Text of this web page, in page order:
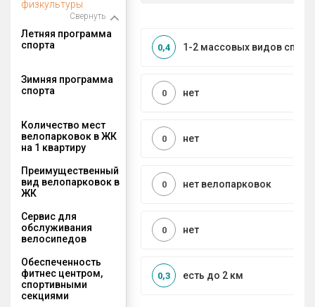
физкультуры
Свернуть
Летняя программа
спорта
1-2 массовых видов
0,4
Зимняя программа
спорта
нет
0
Количество мест
велопарковок в ЖК
на 1 квартиру
нет
0
Преимущественный
вид велопарковок в
ЖК
нет велопарковок
0
Сервис для
обслуживания
велосипедов
нет
0
Обеспеченность
фитнес центром,
спортивными
секциями
есть до 2 км
0,3